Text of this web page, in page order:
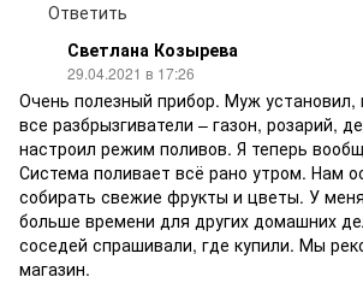
Ответить
Светлана Козырева
29.04.2021 в 17:26
Очень полезный прибор. Муж установил,
все разбрызгиватели – газон, розарий,
настроил режим поливов. Я теперь
Система поливает всё рано утром. Нам
собирать свежие фрукты и цветы. У
больше времени для других домашних
соседей спрашивали, где купили. Мы
магазин.